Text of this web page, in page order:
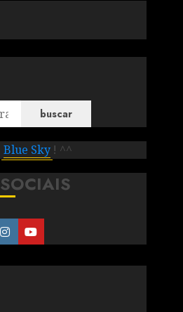
buscar
Blue Sky ! ^^